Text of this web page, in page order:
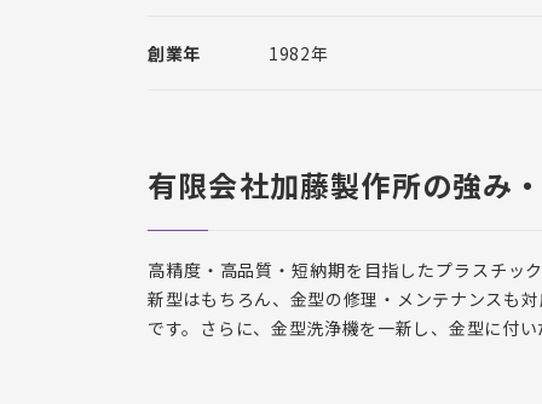
創業年 1982年
有限会社加藤製作所の強み
高精度・高品質・短納期を目指したプラスチッ
新型はもちろん、金型の修理・メンテナンスも
です。さらに、金型洗浄機を一新し、金型に付